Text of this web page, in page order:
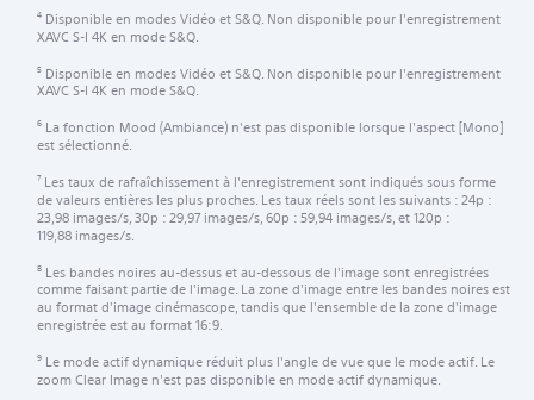
4 Disponible en modes Vidéo et S&Q. Non disponible pour l'enregistrement
XAVC S-I 4K en mode S&Q.
5 Disponible en modes Vidéo et S&Q. Non disponible pour l'enregistrement
XAVC S-I 4K en mode S&Q.
6 La fonction Mood (Ambiance) n'est pas disponible lorsque l'aspect [Mono]
est sélectionné.
7Les taux de rafraîchissement à l'enregistrement sont indiqués sous forme
de valeurs entières les plus proches. Les taux réels sont les suivants : 24p :
23,98 images/s, 30p : 29,97 images/s, 60p : 59,94 images/s, et 120p :
119,88 images/s.
8 Les bandes noires au-dessus et au-dessous de l'image sont enregistrées
comme faisant partie de l'image. La zone d'image entre les bandes noires est
au format d'image cinémascope, tandis que l'ensemble de la zone d'image
enregistrée est au format 16:9.
9 Le mode actif dynamique réduit plus l'angle de vue que le mode actif. Le
zoom Clear Image n'est pas disponible en mode actif dynamique.